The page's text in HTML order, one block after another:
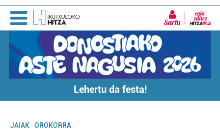
Sartu
Lehertu da festa!
JAIAK OROKORRA